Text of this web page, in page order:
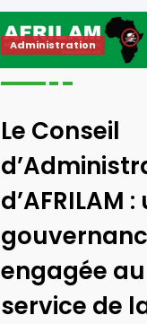
Administration
Le Conseil
d’AFRILAM :
engagée au
service de